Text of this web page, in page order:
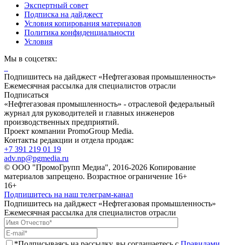
Экспертный совет
Подписка на дайджест
Условия копирования материалов
Политика конфиденциальности
Условия
Мы в соцсетях:
Подпишитесь на дайджест «Нефтегазовая промышленность»
Ежемесячная рассылка для специалистов отрасли
Подписаться
«Нефтегазовая промышленность» - отраслевой федеральный
журнал для руководителей и главных инженеров
производственных предприятий.
Проект компании PromoGroup Media.
Контакты редакции и отдела продаж:
+7 391 219 01 19
adv.np@pgmedia.ru
© ООО "ПромоГрупп Медиа", 2016-2026 Копирование
материалов запрещено. Возрастное ограничение 16+
16+
Подпишитесь на наш телеграм-канал
Подпишитесь на дайджест «Нефтегазовая промышленность»
Ежемесячная рассылка для специалистов отрасли